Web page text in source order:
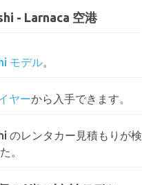
- Larnaca 空港
モデル。
ヤーから入手できます。
のレンタカー見積もりが検
。